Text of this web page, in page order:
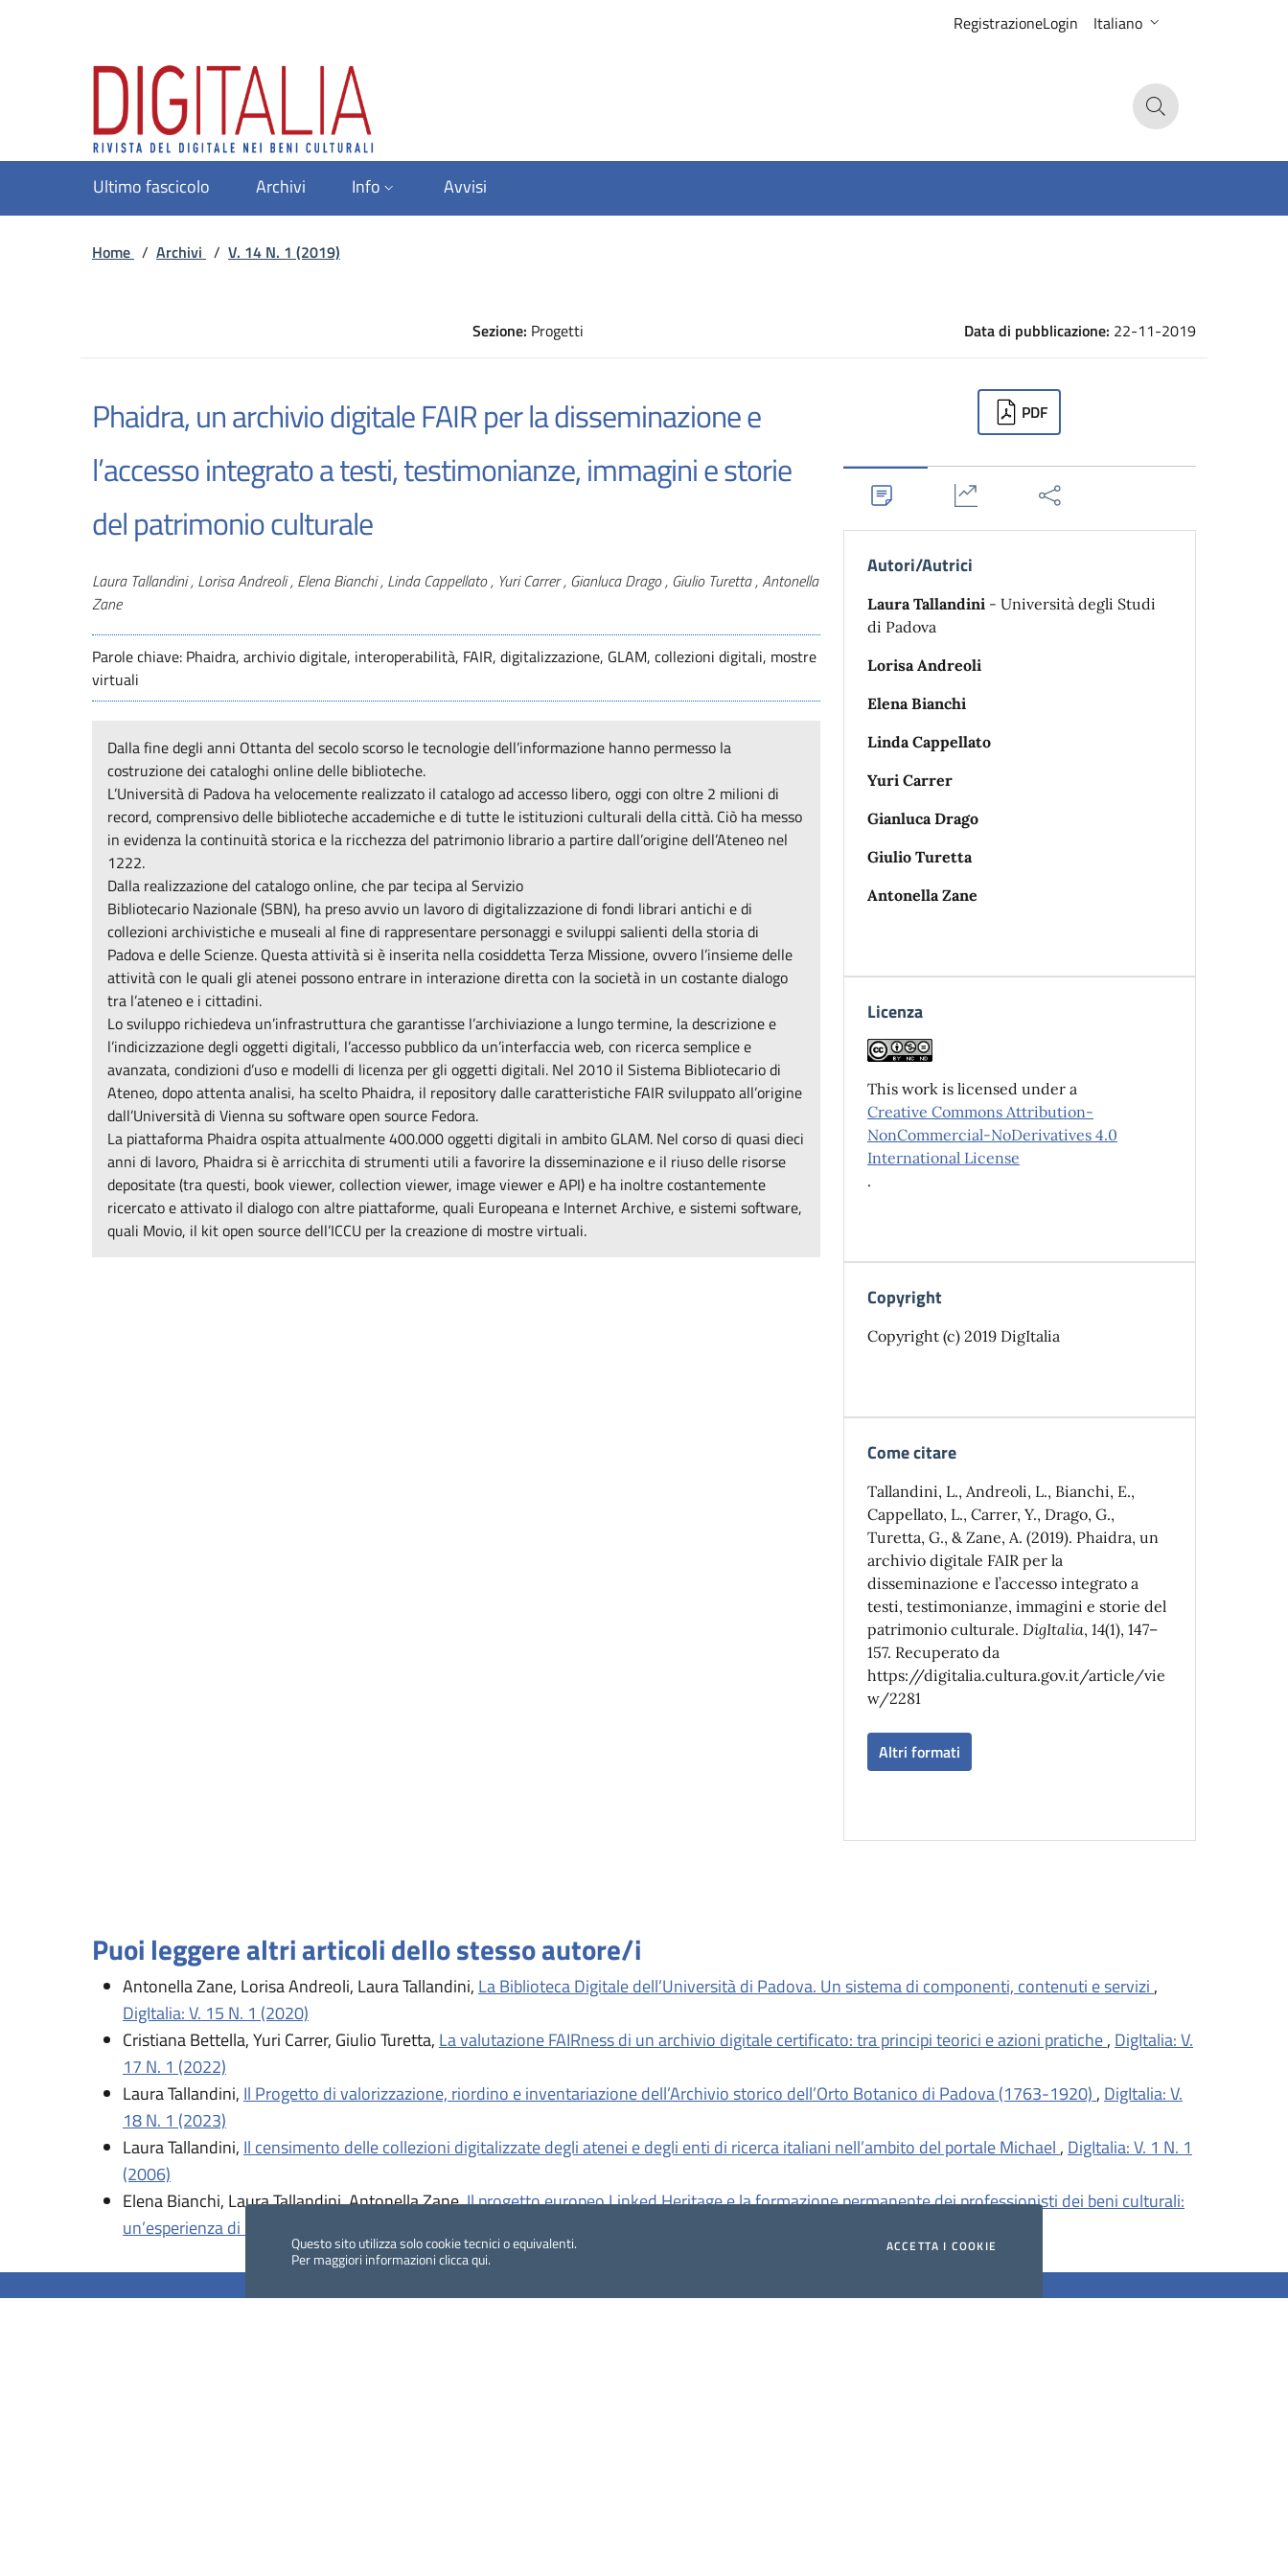
Questo sito utilizza solo cookie tecnici o equivalenti.
Per maggiori informazioniclicca qui.
ACCETTA I COOKIE
RegistrazioneLogin Italiano
Ultimo fascicolo Archivi Info Avvisi
Home / Archivi / V. 14 N. 1 (2019)
Sezione: Progetti Data di pubblicazione: 22-11-2019
Phaidra, un archivio digitale FAIR per la disseminazione e
l’accesso integrato a testi, testimonianze, immagini e storie
del patrimonio culturale
Autori
Laura Tallandini , Lorisa Andreoli , Elena Bianchi , Linda Cappellato , Yuri Carrer , Gianluca Drago , Giulio Turetta , Antonella
Zane
Parole chiave: Phaidra, archivio digitale, interoperabilità, FAIR, digitalizzazione, GLAM, collezioni digitali, mostre
virtuali
Dalla fine degli anni Ottanta del secolo scorso le tecnologie dell’informazione hanno permesso la
costruzione dei cataloghi online delle biblioteche.
L’Università di Padova ha velocemente realizzato il catalogo ad accesso libero, oggi con oltre 2 milioni di
record, comprensivo delle biblioteche accademiche e di tutte le istituzioni culturali della città. Ciò ha messo
in evidenza la continuità storica e la ricchezza del patrimonio librario a partire dall’origine dell’Ateneo nel
1222.
Dalla realizzazione del catalogo online, che par tecipa al Servizio
Bibliotecario Nazionale (SBN), ha preso avvio un lavoro di digitalizzazione di fondi librari antichi e di
collezioni archivistiche e museali al fine di rappresentare personaggi e sviluppi salienti della storia di
Padova e delle Scienze. Questa attività si è inserita nella cosiddetta Terza Missione, ovvero l’insieme delle
attività con le quali gli atenei possono entrare in interazione diretta con la società in un costante dialogo
tra l’ateneo e i cittadini.
Lo sviluppo richiedeva un’infrastruttura che garantisse l’archiviazione a lungo termine, la descrizione e
l’indicizzazione degli oggetti digitali, l’accesso pubblico da un’interfaccia web, con ricerca semplice e
avanzata, condizioni d’uso e modelli di licenza per gli oggetti digitali. Nel 2010 il Sistema Bibliotecario di
Ateneo, dopo attenta analisi, ha scelto Phaidra, il repository dalle caratteristiche FAIR sviluppato all’origine
dall’Università di Vienna su software open source Fedora.
La piattaforma Phaidra ospita attualmente 400.000 oggetti digitali in ambito GLAM. Nel corso di quasi dieci
anni di lavoro, Phaidra si è arricchita di strumenti utili a favorire la disseminazione e il riuso delle risorse
depositate (tra questi, book viewer, collection viewer, image viewer e API) e ha inoltre costantemente
ricercato e attivato il dialogo con altre piattaforme, quali Europeana e Internet Archive, e sistemi software,
quali Movio, il kit open source dell’ICCU per la creazione di mostre virtuali.
PDF
Autori/Autrici
Laura Tallandini - Università degli Studi
di Padova
Lorisa Andreoli
Elena Bianchi
Linda Cappellato
Yuri Carrer
Gianluca Drago
Giulio Turetta
Antonella Zane
Licenza
This work is licensed under a
Creative Commons Attribution-
NonCommercial-NoDerivatives 4.0
International License
.
Copyright
Copyright (c) 2019 DigItalia
Come citare
Tallandini, L., Andreoli, L., Bianchi, E.,
Cappellato, L., Carrer, Y., Drago, G.,
Turetta, G., & Zane, A. (2019). Phaidra, un
archivio digitale FAIR per la
disseminazione e l’accesso integrato a
testi, testimonianze, immagini e storie del
patrimonio culturale. DigItalia, 14(1), 147–
157. Recuperato da
https://digitalia.cultura.gov.it/article/vie
w/2281
Altri formati
Puoi leggere altri articoli dello stesso autore/i
Antonella Zane, Lorisa Andreoli, Laura Tallandini, La Biblioteca Digitale dell’Università di Padova. Un sistema di componenti, contenuti e servizi ,
DigItalia: V. 15 N. 1 (2020)
Cristiana Bettella, Yuri Carrer, Giulio Turetta, La valutazione FAIRness di un archivio digitale certificato: tra principi teorici e azioni pratiche, DigItalia: V.
17 N. 1 (2022)
Laura Tallandini, Il Progetto di valorizzazione, riordino e inventariazione dell’Archivio storico dell’Orto Botanico di Padova (1763-1920) , DigItalia: V.
18 N. 1 (2023)
Laura Tallandini, Il censimento delle collezioni digitalizzate degli atenei e degli enti di ricerca italiani nell’ambito del portale Michael , DigItalia: V. 1 N. 1
(2006)
Elena Bianchi, Laura Tallandini, Antonella Zane,Il progetto europeo Linked Heritage e la formazione permanente dei professionisti dei beni culturali:
un’esperienza di internazionalizzazione del Sistema Bibliotecario dell’Università degli studi di Padova